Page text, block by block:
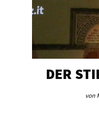
DER
von